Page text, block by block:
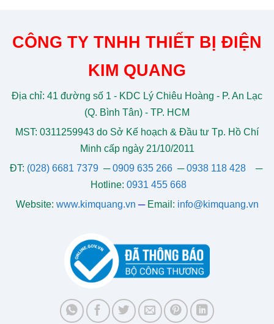
CÔNG TY TNHH THIẾT BỊ ĐIỆN
KIM QUANG
Địa chỉ: 41 đường số 1 - KDC Lý Chiêu Hoàng - P. An Lạc
(Q. Bình Tân) - TP. HCM
MST: 0311259943 do Sở Kế hoạch & Đầu tư Tp. Hồ Chí
Minh cấp ngày 21/10/2011
ĐT: (028) 6681 7379 ─0909 635 266─0938 118 428─
Hotline: 0931 455 668
Website: www.kimquang.vn ─ Email: info@kimquang.vn